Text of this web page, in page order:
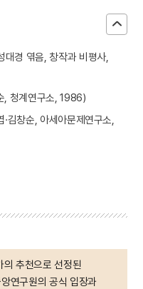
대경 엮음, 창작과 비평사,
, 청계연구소, 1986)
·김창순, 아세아문제연구소,
의 추천으로 선정된
연구원의 공식 입장과